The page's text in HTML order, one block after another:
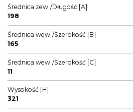
Średnica zew./Długość [A]
198
Średnica wew./Szerokość [B]
165
Średnica wew./Szerokość [C]
11
Wysokość [H]
321